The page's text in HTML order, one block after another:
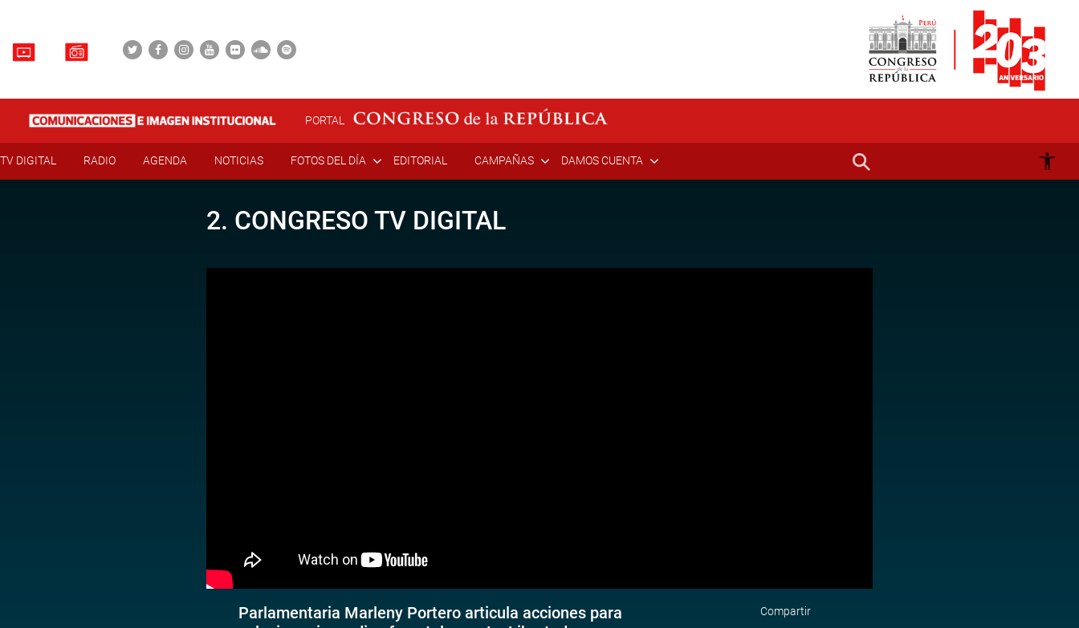
PORTAL
TV DIGITAL RADIO AGENDA NOTICIAS FOTOS DEL DÍA EDITORIAL CAMPAÑAS DAMOS CUENTA
2. CONGRESO TV DIGITAL
Parlamentaria Marleny Portero articula acciones para
Compartir